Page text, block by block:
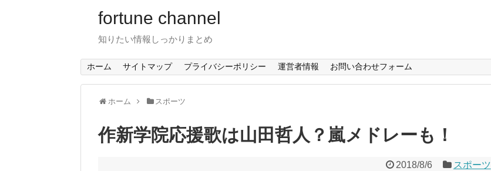
fortune channel
知りたい情報しっかりまとめ
ホーム サイトマップ プライバシーポリシー 運営者情報 お問い合わせフォーム
ホーム スポーツ
作新学院応援歌は山田哲人？嵐メドレーも！
2018/8/6 スポーツ